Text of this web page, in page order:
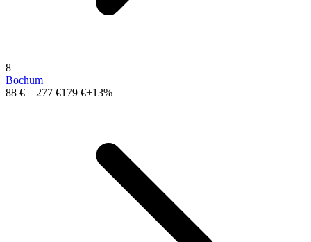
8
Bochum
88 € – 277 €179 €+13%